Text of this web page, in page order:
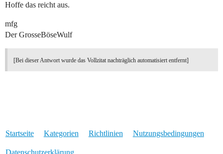
Hoffe das reicht aus.
mfg
Der GrosseBöseWulf
[Bei dieser Antwort wurde das Vollzitat nachträglich automatisiert entfernt]
Startseite Kategorien Richtlinien Nutzungsbedingungen
Datenschutzerklärung